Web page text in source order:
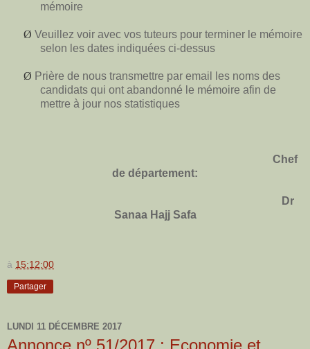
mémoire
Ø Veuillez voir avec vos tuteurs pour terminer le mémoire
selon les dates indiquées ci-dessus
Ø Prière de nous transmettre par email les noms des
candidats qui ont abandonné le mémoire afin de
mettre à jour nos statistiques
Chef
de département:
Dr
Sanaa Hajj Safa
à 15:12:00
Partager
LUNDI 11 DÉCEMBRE 2017